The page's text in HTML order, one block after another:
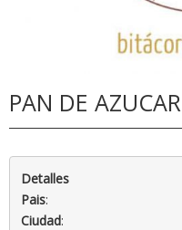
PAN DE AZUCAR
Detalles
Pais:
Ciudad: